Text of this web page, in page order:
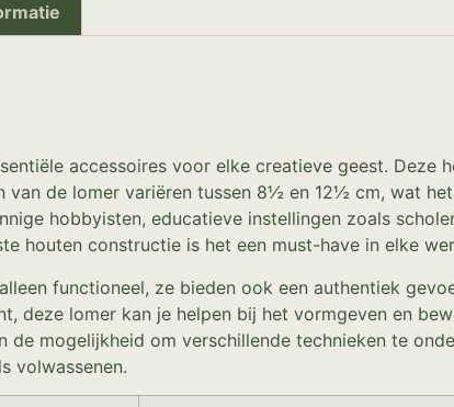
accessoires voor elke creatieve geest.
van de lomer variëren tussen 8½ en 12½ cm, wat
hobbyisten, educatieve instellingen zoals
houten constructie is het een must-have in elke
functioneel, ze bieden ook een authentiek
deze lomer kan je helpen bij het vormgeven en
de mogelijkheid om verschillende technieken te
volwassenen.